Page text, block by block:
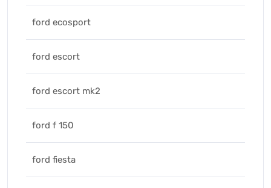
ford ecosport
ford escort
ford escort mk2
ford f 150
ford fiesta